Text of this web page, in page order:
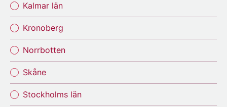
Kalmar län
Kronoberg
Norrbotten
Skåne
Stockholms län